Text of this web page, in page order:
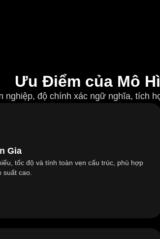
Ưu Điểm của Mô
nghiệp, độ chính xác ngữ nghĩa, tích
Gia
tốc độ và tính toàn vẹn cấu trúc, phù hợp
cao.